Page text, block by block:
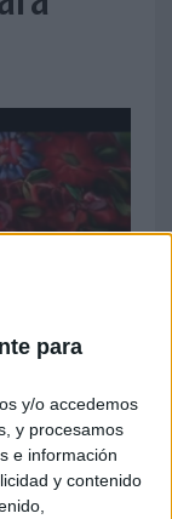
para
y/o accedemos
y procesamos
e información
y contenido